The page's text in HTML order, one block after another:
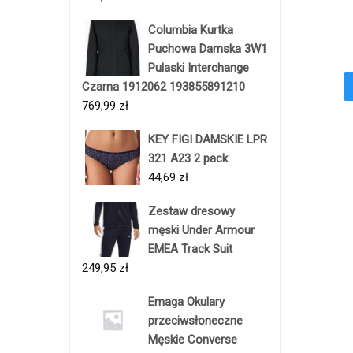
Columbia Kurtka
Puchowa Damska 3W1
Pulaski Interchange
Czarna 1912062 193855891210
769,99 zł
KEY FIGI DAMSKIE LPR
321 A23 2 pack
44,69 zł
Zestaw dresowy
męski Under Armour
EMEA Track Suit
249,95 zł
Emaga Okulary
przeciwsłoneczne
Męskie Converse